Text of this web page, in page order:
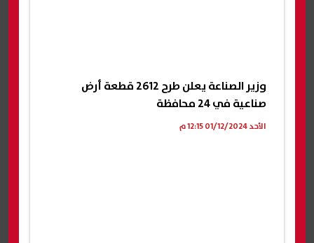
وزير الصناعة يعلن طرح 2612 قطعة أرض
صناعية في 24 محافظة
الأحد 01/12/2024 12:15 م